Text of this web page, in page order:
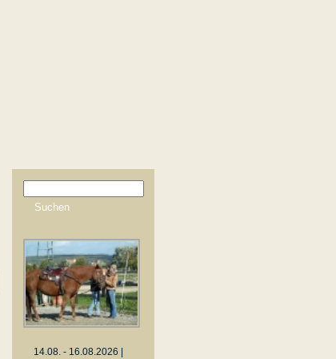
14.08. - 16.08.2026 |